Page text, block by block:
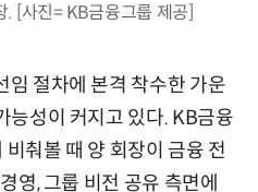
[사진= KB금융그룹 제공]
임 절차에 본격 착수한 가운
능성이 커지고 있다. KB금융
춰볼 때 양 회장이 금융 전
영, 그룹 비전 공유 측면에